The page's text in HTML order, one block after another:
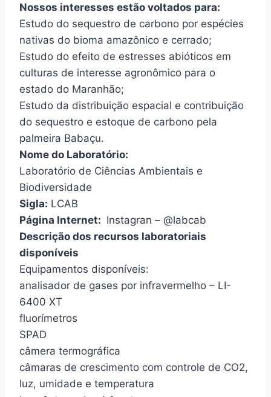
Nossos interesses estão voltados para:
Estudo do sequestro de carbono por espécies
nativas do bioma amazônico e cerrado;
Estudo do efeito de estresses abióticos em
culturas de interesse agronômico para o
estado do Maranhão;
Estudo da distribuição espacial e contribuição
do sequestro e estoque de carbono pela
palmeira Babaçu.
Nome do Laboratório:
Laboratório de Ciências Ambientais e
Biodiversidade
Sigla: LCAB
Página Internet: Instagran – @labcab
Descrição dos recursos laboratoriais
disponíveis
Equipamentos disponíveis:
analisador de gases por infravermelho – LI-
6400 XT
fluorímetros
SPAD
câmera termográfica
câmaras de crescimento com controle de CO2,
luz, umidade e temperatura